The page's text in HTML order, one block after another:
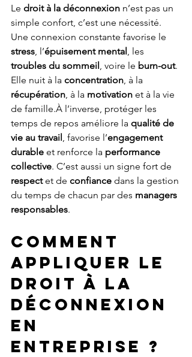
Le droit à la déconnexion n’est pas un
simple confort, c’est une nécessité.
Une connexion constante favorise le
stress, l’épuisement mental, les
troubles du sommeil, voire le burn-out.
Elle nuit à la concentration, à la
récupération, à la motivation et à la vie
de famille.À l’inverse, protéger les
temps de repos améliore la qualité de
vie au travail, favorise l’engagement
durable et renforce la performance
collective. C’est aussi un signe fort de
respect et de confiance dans la gestion
du temps de chacun par des managers
responsables.
Comment
appliquer le
droit à la
déconnexion
en
entreprise ?